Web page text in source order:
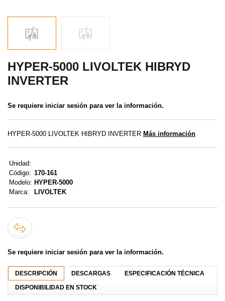
Registro
Iniciar sesión
Olvidé mi contraseña
HYPER-5000 LIVOLTEK HIBRYD
INVERTER
Se requiere iniciar sesión para ver la información.
HYPER-5000 LIVOLTEK HIBRYD INVERTER Más información
Unidad:
Código: 170-161
Modelo: HYPER-5000
Marca:
LIVOLTEK
Se requiere iniciar sesión para ver la información.
DESCRIPCIÓN DESCARGAS
ESPECIFICACIÓN TÉCNICA
DISPONIBILIDAD EN STOCK